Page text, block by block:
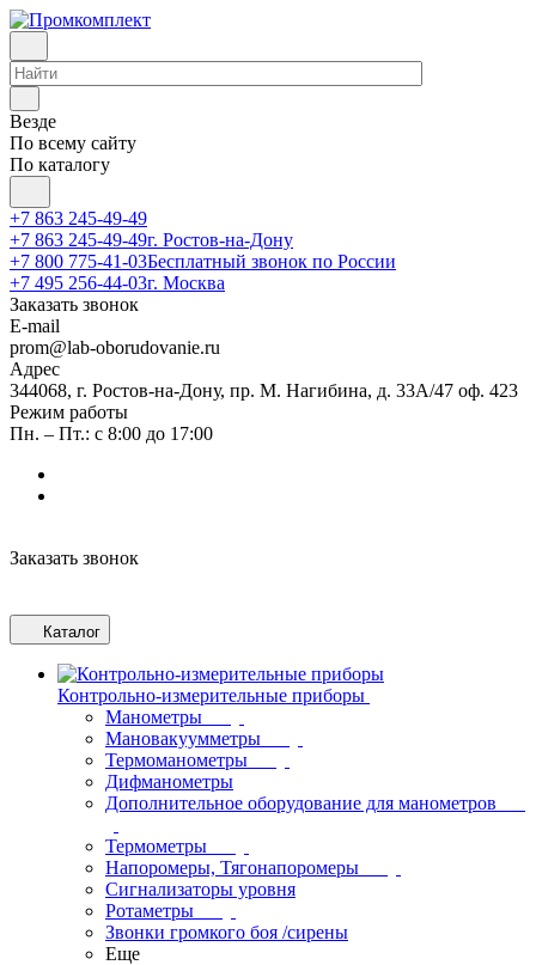
Везде
По всему сайту
По каталогу
+7 863 245-49-49
+7 863 245-49-49г. Ростов-на-Дону
+7 800 775-41-03Бесплатный звонок по России
+7 495 256-44-03г. Москва
Заказать звонок
E-mail
prom@lab-oborudovanie.ru
Адрес
344068, г. Ростов-на-Дону, пр. М. Нагибина, д. 33А/47 оф. 423
Режим работы
Пн. – Пт.: с 8:00 до 17:00
Заказать звонок
Каталог
Контрольно-измерительные приборы
Манометры
Мановакуумметры
Термоманометры
Дифманометры
Дополнительное оборудование для манометров
Термометры
Напоромеры, Тягонапоромеры
Сигнализаторы уровня
Ротаметры
Звонки громкого боя /сирены
Еще